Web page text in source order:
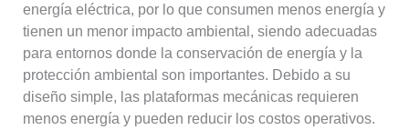
energía eléctrica, por lo que consumen menos energía y
tienen un menor impacto ambiental, siendo adecuadas
para entornos donde la conservación de energía y la
protección ambiental son importantes. Debido a su
diseño simple, las plataformas mecánicas requieren
menos energía y pueden reducir los costos operativos.